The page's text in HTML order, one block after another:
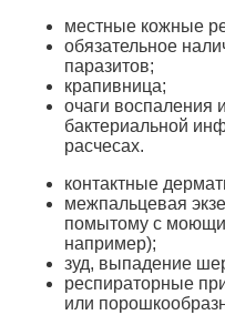
местные кожные
обязательное
паразитов;
крапивница;
очаги воспаления
бактериальной
расчесах.
контактные
межпальцевая
помытому с
например);
зуд, выпадение
респираторные
или